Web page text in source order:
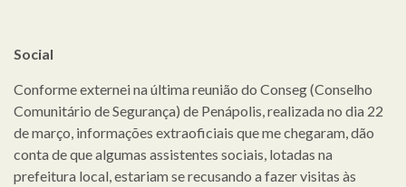
Social
Conforme externei na última reunião do Conseg (Conselho
Comunitário de Segurança) de Penápolis, realizada no dia 22
de março, informações extraoficiais que me chegaram, dão
conta de que algumas assistentes sociais, lotadas na
prefeitura local, estariam se recusando a fazer visitas às